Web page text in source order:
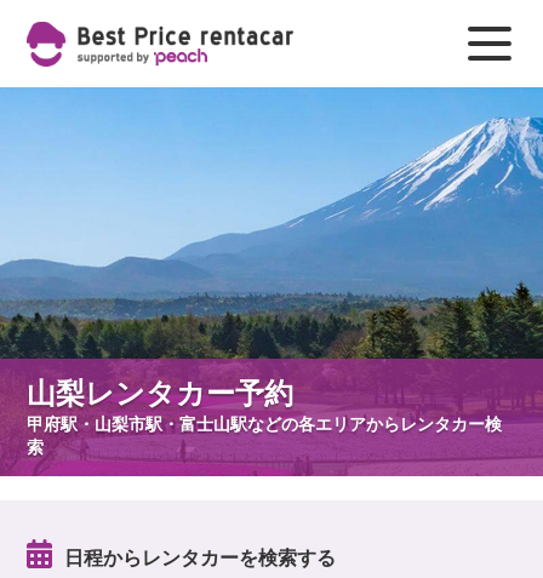
山梨レンタカー予約
甲府駅・山梨市駅・富士山駅などの各エリアからレンタカー検
索
日程からレンタカーを検索する